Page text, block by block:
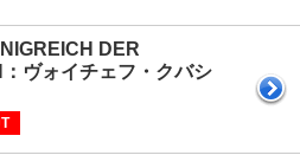
DER
ヴォイチェフ・クバシ